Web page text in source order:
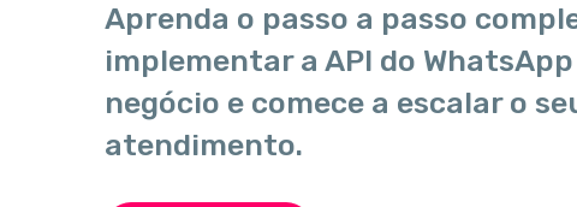
Aprenda o passo a passo
implementar a API do
negócio e comece a escalar o
atendimento.